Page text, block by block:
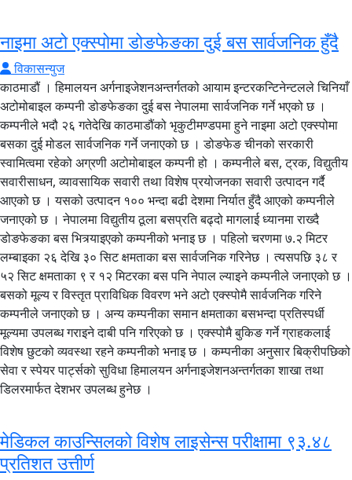
नाइमा अटो एक्स्पोमा डोङफेङका दुई बस सार्वजनिक हुँदै
विकासन्युज
काठमाडौं । हिमालयन अर्गनाइजेशनअन्तर्गतको आयाम इन्टरकन्टिनेन्टलले चिनियाँ
अटोमोबाइल कम्पनी डोङफेङका दुई बस नेपालमा सार्वजनिक गर्ने भएको छ ।
कम्पनीले भदौ २६ गतेदेखि काठमाडौंको भृकुटीमण्डपमा हुने नाइमा अटो एक्स्पोमा
बसका दुई मोडल सार्वजनिक गर्ने जनाएको छ । डोङफेङ चीनको सरकारी
स्वामित्वमा रहेको अग्रणी अटोमोबाइल कम्पनी हो । कम्पनीले बस, ट्रक, विद्युतीय
सवारीसाधन, व्यावसायिक सवारी तथा विशेष प्रयोजनका सवारी उत्पादन गर्दै
आएको छ । यसको उत्पादन १०० भन्दा बढी देशमा निर्यात हुँदै आएको कम्पनीले
जनाएको छ । नेपालमा विद्युतीय ठूला बसप्रति बढ्दो मागलाई ध्यानमा राख्दै
डोङफेङका बस भित्र्याइएको कम्पनीको भनाइ छ । पहिलो चरणमा ७.२ मिटर
लम्बाइका २६ देखि ३० सिट क्षमताका बस सार्वजनिक गरिनेछ । त्यसपछि ३८ र
५२ सिट क्षमताका ९ र १२ मिटरका बस पनि नेपाल ल्याइने कम्पनीले जनाएको छ ।
बसको मूल्य र विस्तृत प्राविधिक विवरण भने अटो एक्स्पोमै सार्वजनिक गरिने
कम्पनीले जनाएको छ । अन्य कम्पनीका समान क्षमताका बसभन्दा प्रतिस्पर्धी
मूल्यमा उपलब्ध गराइने दाबी पनि गरिएको छ । एक्स्पोमै बुकिङ गर्ने ग्राहकलाई
विशेष छुटको व्यवस्था रहने कम्पनीको भनाइ छ । कम्पनीका अनुसार बिक्रीपछिको
सेवा र स्पेयर पार्ट्सको सुविधा हिमालयन अर्गनाइजेशनअन्तर्गतका शाखा तथा
डिलरमार्फत देशभर उपलब्ध हुनेछ ।
मेडिकल काउन्सिलको विशेष लाइसेन्स परीक्षामा ९३.४८
प्रतिशत उत्तीर्ण